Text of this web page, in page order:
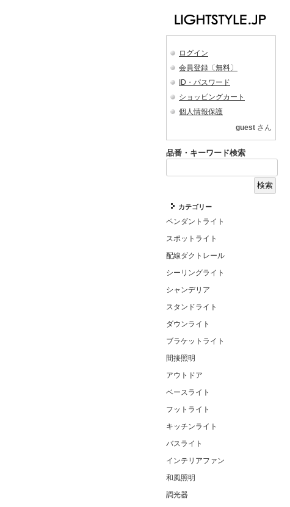
ログイン
会員登録〔無料〕
ID・パスワード
ショッピングカート
個人情報保護
guest さん
品番・キーワード検索
カテゴリー
ペンダントライト
スポットライト
配線ダクトレール
シーリングライト
シャンデリア
スタンドライト
ダウンライト
ブラケットライト
間接照明
アウトドア
ベースライト
フットライト
キッチンライト
バスライト
インテリアファン
和風照明
調光器